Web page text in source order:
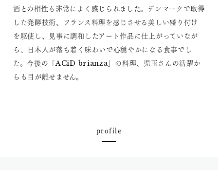
酒との相性も非常によく感じられました。デンマークで取得
した発酵技術、フランス料理を感じさせる美しい盛り付け
を駆使し、見事に調和したアート作品に仕上がっていなが
ら、日本人が落ち着く味わいで心穏やかになる食事でし
た。今後の「ACiD brianza」の料理、児玉さんの活躍か
らも目が離せません。
profile